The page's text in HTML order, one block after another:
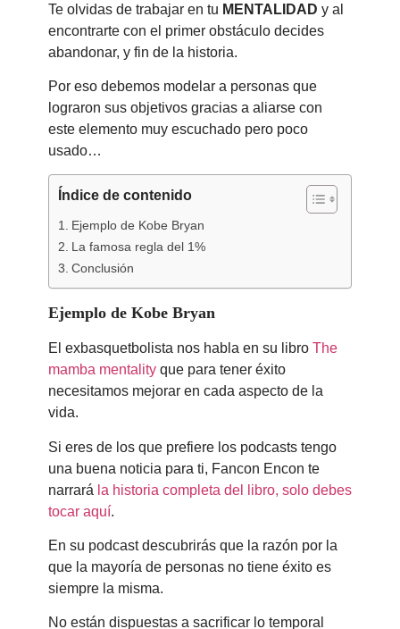
Te olvidas de trabajar en tu MENTALIDAD y al
encontrarte con el primer obstáculo decides
abandonar, y fin de la historia.
Por eso debemos modelar a personas que
lograron sus objetivos gracias a aliarse con
este elemento muy escuchado pero poco
usado…
Índice de contenido
Ejemplo de Kobe Bryan
La famosa regla del 1%
Conclusión
Ejemplo de Kobe Bryan
El exbasquetbolista nos habla en su libro The
mamba mentality que para tener éxito
necesitamos mejorar en cada aspecto de la
vida.
Si eres de los que prefiere los podcasts tengo
una buena noticia para ti, Fancon Encon te
narrará la historia completa del libro, solo debes
tocar aquí.
En su podcast descubrirás que la razón por la
que la mayoría de personas no tiene éxito es
siempre la misma.
No están dispuestas a sacrificar lo temporal